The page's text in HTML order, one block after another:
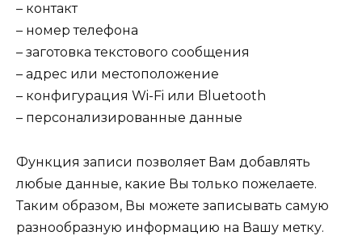
– контакт
– номер телефона
– заготовка текстового сообщения
– адрес или местоположение
– конфигурация Wi-Fi или Bluetooth
– персонализированные данные
Функция записи позволяет Вам добавлять
любые данные, какие Вы только пожелаете.
Таким образом, Вы можете записывать самую
разнообразную информацию на Вашу метку.